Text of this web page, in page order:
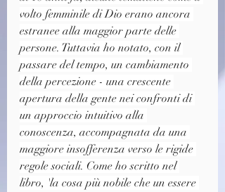
volto femminile di Dio erano ancora
estranee alla maggior parte delle
persone. Tuttavia ho notato, con il
passare del tempo, un cambiamento
della percezione - una crescente
apertura della gente nei confronti di
un approccio intuitivo alla
conoscenza, accompagnata da una
maggiore insofferenza verso le rigide
regole sociali. Come ho scritto nel
libro, 'la cosa più nobile che un essere